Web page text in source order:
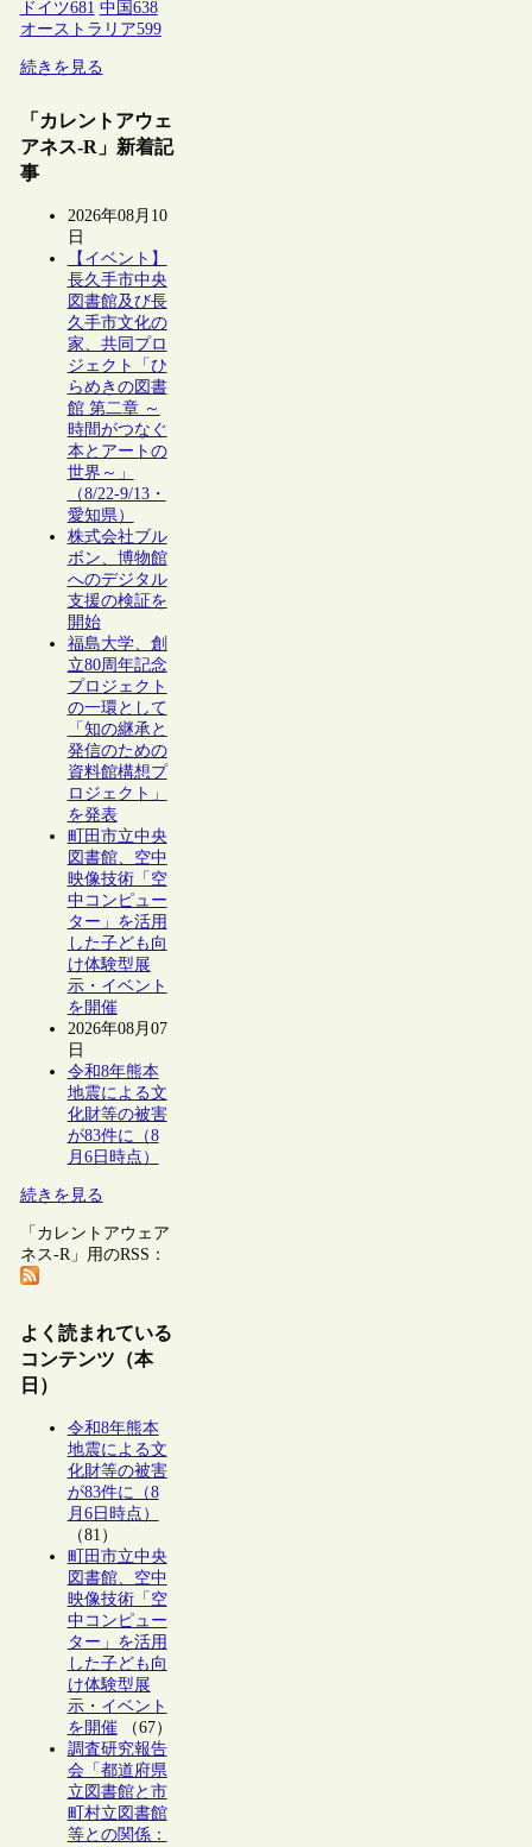
ドイツ681 中国 638
オーストラリア599
続きを見る
「カレントアウェ
アネス-R」新着記
事
2026年08月10
日
【イベント】
長久手市中央
図書館及び長
久手市文化の
家、共同プロ
ジェクト「ひ
らめきの図書
館 第二章 ～
時間がつなぐ
本とアートの
世界～」
（8/22-9/13・
愛知県）
株式会社ブル
ボン、博物館
へのデジタル
支援の検証を
開始
福島大学、創
立80周年記念
プロジェクト
の一環として
「知の継承と
発信のための
資料館構想プ
ロジェクト」
を発表
町田市立中央
図書館、空中
映像技術「空
中コンピュー
ター」を活用
した子ども向
け体験型展
示・イベント
を開催
2026年08月07
日
令和8年熊本
地震による文
化財等の被害
が83件に（8
月6日時点）
続きを見る
「カレントアウェア
ネス-R」用のRSS：
よく読まれている
コンテンツ（本
日）
令和8年熊本
地震による文
化財等の被害
が83件に（8
月6日時点）
（81）
町田市立中央
図書館、空中
映像技術「空
中コンピュー
ター」を活用
した子ども向
け体験型展
示・イベント
を開催（67）
調査研究報告
会「都道府県
立図書館と市
町村立図書館
等との関係：